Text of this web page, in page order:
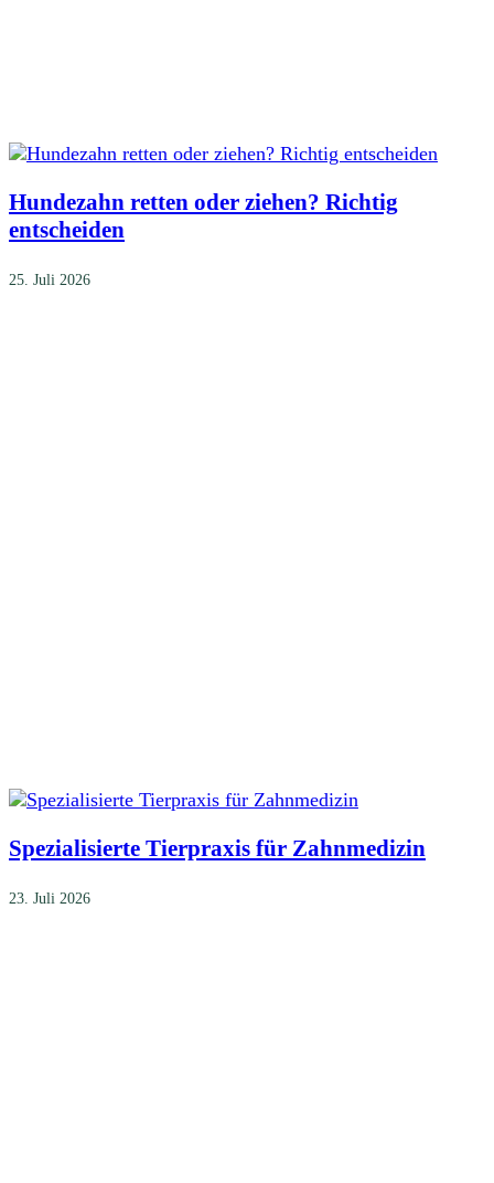
Hundezahn retten oder ziehen? Richtig
entscheiden
25. Juli 2026
Spezialisierte Tierpraxis für Zahnmedizin
23. Juli 2026